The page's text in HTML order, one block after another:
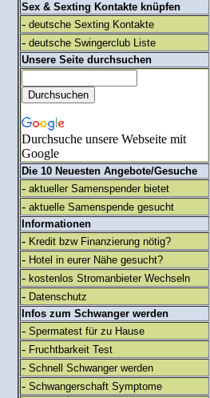
Sex & Sexting Kontakte knüpfen
- deutsche Sexting Kontakte
- deutsche Swingerclub Liste
Unsere Seite durchsuchen
Durchsuche unsere Webseite mit
Google
Die 10 Neuesten Angebote/Gesuche
- aktueller Samenspender bietet
- aktuelle Samenspende gesucht
Informationen
- Kredit bzw Finanzierung nötig?
- Hotel in eurer Nähe gesucht?
- kostenlos Stromanbieter Wechseln
- Datenschutz
Infos zum Schwanger werden
- Spermatest für zu Hause
- Fruchtbarkeit Test
- Schnell Schwanger werden
- Schwangerschaft Symptome